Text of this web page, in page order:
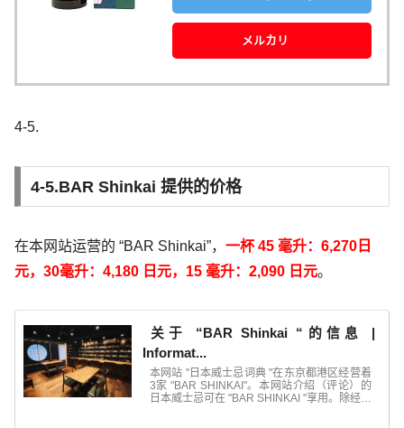
メルカリ
4-5.
4-5.BAR Shinkai 提供的价格
在本网站运营的 “BAR Shinkai”， 一杯 45 毫升：6,270日
元，30毫升：4,180 日元，15 毫升：2,090 日元。
关于 “BAR Shinkai “的信息 |
Informat...
本网站 "日本威士忌词典 "在东京都港区经营着
3家 "BAR SHINKAI"。本网站介绍（评论）的
日本威士忌可在 "BAR SHINKAI "享用。除经营